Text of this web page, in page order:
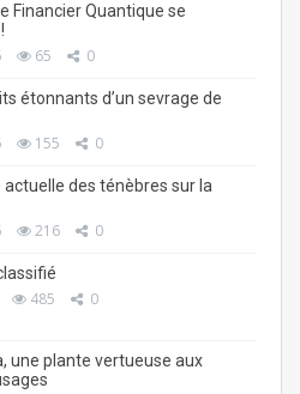
Financier Quantique se
65 0
étonnants d’un sevrage de
155 0
actuelle des ténèbres sur la
216 0
485 0
une plante vertueuse aux